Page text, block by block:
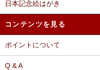
日本記念絵はがき
コンテンツを見る
ポイントについて
Q & A